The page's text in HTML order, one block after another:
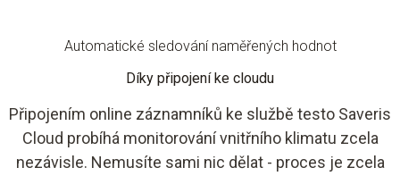
Automatické sledování naměřených hodnot
Díky připojení ke cloudu
Připojením online záznamníků ke službě testo Saveris
Cloud probíhá monitorování vnitřního klimatu zcela
nezávisle. Nemusíte sami nic dělat - proces je zcela